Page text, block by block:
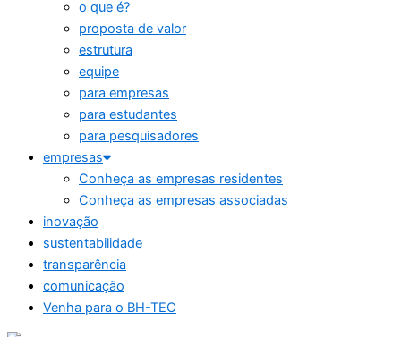
o que é?
proposta de valor
estrutura
equipe
para empresas
para estudantes
para pesquisadores
empresas
Conheça as empresas residentes
Conheça as empresas associadas
inovação
sustentabilidade
transparência
comunicação
Venha para o BH-TEC